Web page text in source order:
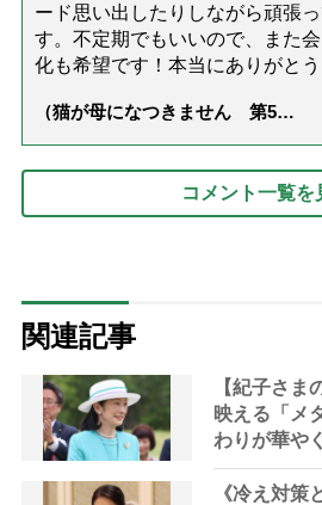
ード思い出したりしながら頑張
す。不定期でもいいので、また
化も希望です！本当にありがとう
（猫が母になつきません 第500
コメント一覧を
関連記事
【紀子さま
映える「メ
わりが華や
い分け方
《冷え対策